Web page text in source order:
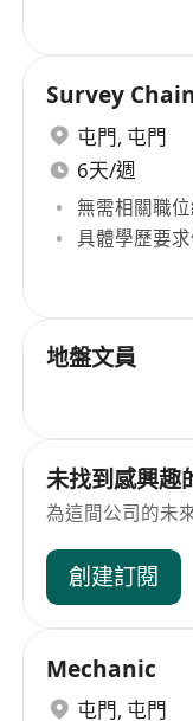
Survey
屯門, 屯門
6天/週
無需相關職
具體學歷要
地盤文員
未找到感興趣
為這間公司的未
創建訂閱
Mechanic
屯門, 屯門